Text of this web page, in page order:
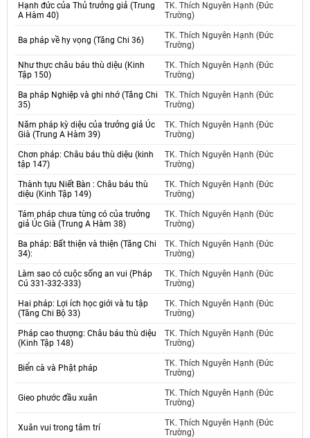
Hạnh đức của Thủ trưởng giả (Trung
A Hàm 40)
TK. Thích Nguyên Hạnh (Đức
Trường)
Ba pháp về hy vọng (Tăng Chi 36)
TK. Thích Nguyên Hạnh (Đức
Trường)
Như thực châu báu thù diệu (Kinh
Tập 150)
TK. Thích Nguyên Hạnh (Đức
Trường)
Ba pháp Nghiệp và ghi nhớ (Tăng Chi
35)
TK. Thích Nguyên Hạnh (Đức
Trường)
Năm pháp kỳ diệu của trưởng giả Úc
Già (Trung A Hàm 39)
TK. Thích Nguyên Hạnh (Đức
Trường)
Chơn pháp: Châu báu thù diệu (kinh
tập 147)
TK. Thích Nguyên Hạnh (Đức
Trường)
Thành tựu Niết Bàn : Châu báu thù
diệu (Kinh Tập 149)
TK. Thích Nguyên Hạnh (Đức
Trường)
Tám pháp chưa từng có của trưởng
giả Úc Già (Trung A Hàm 38)
TK. Thích Nguyên Hạnh (Đức
Trường)
Ba pháp: Bất thiện và thiện (Tăng Chi
34):
TK. Thích Nguyên Hạnh (Đức
Trường)
Làm sao có cuộc sống an vui (Pháp
Cú 331-332-333)
TK. Thích Nguyên Hạnh (Đức
Trường)
Hai pháp: Lợi ích học giới và tu tập
(Tăng Chi Bộ 33)
TK. Thích Nguyên Hạnh (Đức
Trường)
Pháp cao thượng: Châu báu thù diệu
(Kinh Tập 148)
TK. Thích Nguyên Hạnh (Đức
Trường)
Biển cà và Phật pháp
TK. Thích Nguyên Hạnh (Đức
Trường)
Gieo phước đầu xuân
TK. Thích Nguyên Hạnh (Đức
Trường)
Xuân vui trong tâm trí
TK. Thích Nguyên Hạnh (Đức
Trường)